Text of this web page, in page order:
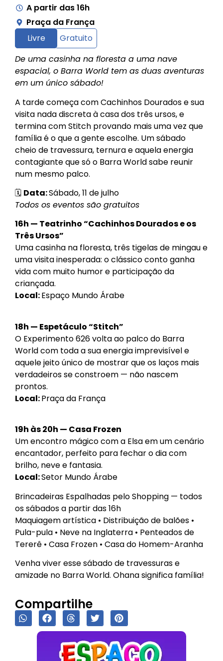
Compartilhe
A partir das 16h
Praça da França
Livre
Gratuito
De uma casinha na floresta a uma nave
espacial, o Barra World tem as duas aventuras
em um único sábado!
A tarde começa com Cachinhos Dourados e sua
visita nada discreta à casa dos três ursos, e
termina com Stitch provando mais uma vez que
família é o que a gente escolhe. Um sábado
cheio de travessura, ternura e aquela energia
contagiante que só o Barra World sabe reunir
num mesmo palco.
🗓 Data:Sábado, 11 de julho
Todos os eventos são gratuitos
16h — Teatrinho “Cachinhos Dourados e os
Três Ursos”
Uma casinha na floresta, três tigelas de mingau e
uma visita inesperada: o clássico conto ganha
vida com muito humor e participação da
criançada.
Local:Espaço Mundo Árabe
18h — Espetáculo “Stitch”
O Experimento 626 volta ao palco do Barra
World com toda a sua energia imprevisível e
aquele jeito único de mostrar que os laços mais
verdadeiros se constroem — não nascem
prontos.
Local:Praça da França
19h às 20h — Casa Frozen
Um encontro mágico com a Elsa em um cenário
encantador, perfeito para fechar o dia com
brilho, neve e fantasia.
Local:Setor Mundo Árabe
Brincadeiras Espalhadas pelo Shopping — todos
os sábados a partir das 16h
Maquiagem artística • Distribuição de balões •
Pula-pula • Neve na Inglaterra • Penteados de
Tererê • Casa Frozen • Casa do Homem-Aranha
Venha viver esse sábado de travessuras e
amizade no Barra World. Ohana significa família!